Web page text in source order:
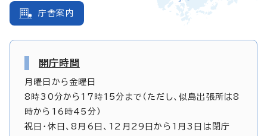
庁舎案内
開庁時間
月曜日から金曜日
8時30分から17時15分まで（ただし、似島出張所は8
時から16時45分）
祝日・休日、8月6日、12月29日から1月3日は閉庁